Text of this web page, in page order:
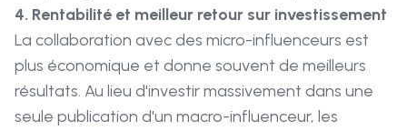
4. Rentabilité et meilleur retour sur investissement
La collaboration avec des micro-influenceurs est
plus économique et donne souvent de meilleurs
résultats. Au lieu d'investir massivement dans une
seule publication d'un macro-influenceur, les